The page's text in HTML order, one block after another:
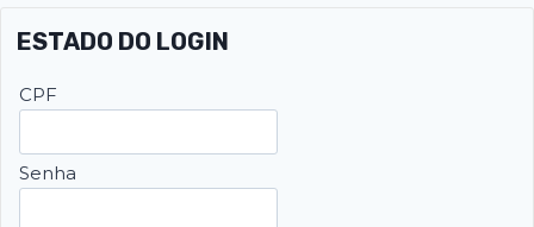
ESTADO DO LOGIN
CPF
Senha